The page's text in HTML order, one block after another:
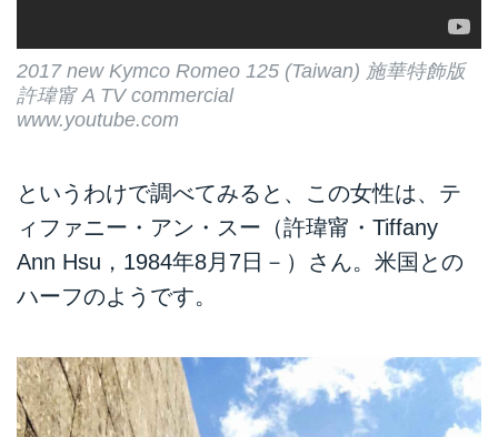
2017 new Kymco Romeo 125 (Taiwan) 施華特飾版
許瑋甯 A TV commercial
www.youtube.com
というわけで調べてみると、この女性は、テ
ィファニー・アン・スー（許瑋甯・Tiffany
Ann Hsu，1984年8月7日－）さん。米国との
ハーフのようです。